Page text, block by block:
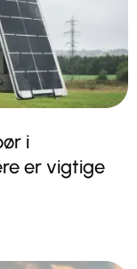
i
er vigtige